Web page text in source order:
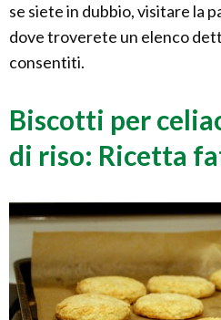
se siete in dubbio, visitare la
dove troverete un elenco
consentiti.
Biscotti per
di riso: Ricetta